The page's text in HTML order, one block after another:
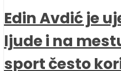
Edin Avdić je
ljude i na
sport često